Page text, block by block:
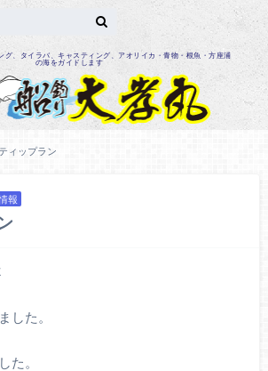
グ、タイラバ、キャスティング、アオリイカ・青物・根魚・方座浦
の海をガイドします
ィップラン
報
した。
た。